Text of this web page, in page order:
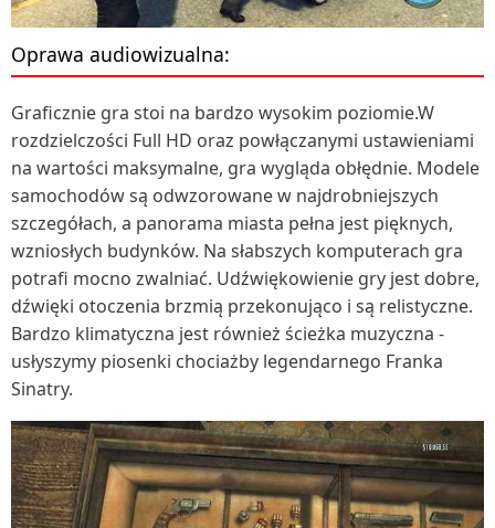
Oprawa audiowizualna:
Graficznie gra stoi na bardzo wysokim poziomie.W
rozdzielczości Full HD oraz powłączanymi ustawieniami
na wartości maksymalne, gra wygląda obłędnie. Modele
samochodów są odwzorowane w najdrobniejszych
szczegółach, a panorama miasta pełna jest pięknych,
wzniosłych budynków. Na słabszych komputerach gra
potrafi mocno zwalniać. Udźwiękowienie gry jest dobre,
dźwięki otoczenia brzmią przekonująco i są relistyczne.
Bardzo klimatyczna jest również ścieżka muzyczna -
usłyszymy piosenki chociażby legendarnego Franka
Sinatry.